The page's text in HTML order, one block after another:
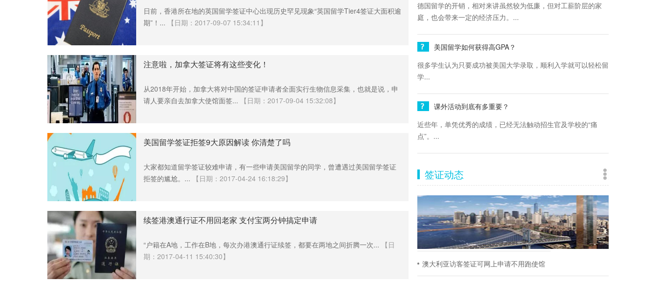
日前，香港所在地的英国留学签证中心出现历史罕见现象“英国留学Tier4签证大面积逾
期”！... 【日期：2017-09-07 15:34:11】
注意啦，加拿大签证将有这些变化！
从2018年开始，加拿大将对中国的签证申请者全面实行生物信息采集，也就是说，申
请人要亲自去加拿大使馆面签... 【日期：2017-09-04 15:32:08】
美国留学签证拒签9大原因解读 你清楚了吗
大家都知道留学签证较难申请，有一些申请美国留学的同学，曾遭遇过美国留学签证
拒签的尴尬。... 【日期：2017-04-24 16:18:29】
续签港澳通行证不用回老家 支付宝两分钟搞定申请
“户籍在A地，工作在B地，每次办港澳通行证续签，都要在两地之间折腾一次... 【日
期：2017-04-11 15:40:30】
德国留学的开销，相对来讲虽然较为低廉，但对工薪阶层的家
庭，也会带来一定的经济压力。...
美国留学如何获得高GPA？
很多学生认为只要成功被美国大学录取，顺利入学就可以轻松留
学...
课外活动到底有多重要？
近些年，单凭优秀的成绩，已经无法触动招生官及学校的“痛
点”。...
签证动态
澳大利亚访客签证可网上申请不用跑使馆